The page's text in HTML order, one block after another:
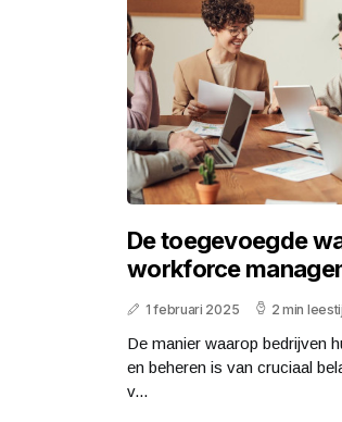
De toegevoegde
workforce
1 februari 2025 2 min
De manier waarop bedrijven
en beheren is van cruciaal
v...